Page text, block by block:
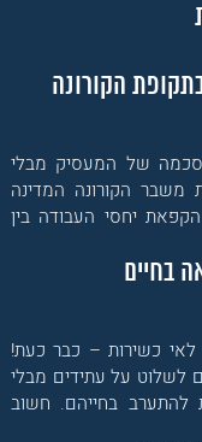
הקורונה
של המעסיק מבלי
משבר הקורונה המדינה
יחסי העבודה בין
בחיים
כשירות – כבר כעת!
לשלוט על עתידים מבלי
להתערב בחייהם. חשוב